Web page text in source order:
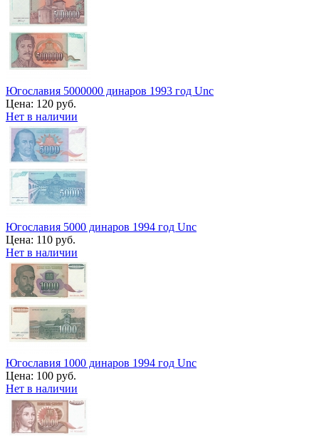
Югославия 5000000 динаров 1993 год Unc
Цена: 120 руб.
Нет в наличии
Югославия 5000 динаров 1994 год Unc
Цена: 110 руб.
Нет в наличии
Югославия 1000 динаров 1994 год Unc
Цена: 100 руб.
Нет в наличии